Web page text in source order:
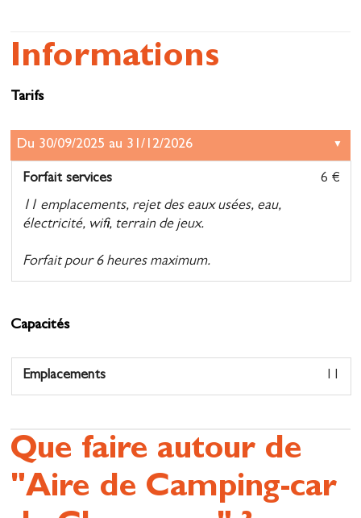
Informations
Tarifs
Forfait services
6 €
11 emplacements, rejet des eaux usées, eau,
électricité, wifi, terrain de jeux.
Forfait pour 6 heures maximum.
Capacités
Emplacements 11
Que faire autour de
"Aire de Camping-car